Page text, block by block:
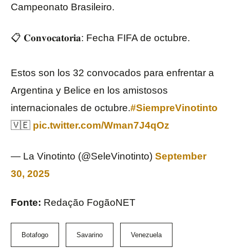
Campeonato Brasileiro.
📋 𝐂𝐨𝐧𝐯𝐨𝐜𝐚𝐭𝐨𝐫𝐢𝐚: Fecha FIFA de octubre.
Estos son los 32 convocados para enfrentar a
Argentina y Belice en los amistosos
internacionales de octubre.#SiempreVinotinto
🇻🇪 pic.twitter.com/Wman7J4qOz
— La Vinotinto (@SeleVinotinto) September
30, 2025
Fonte: Redação FogãoNET
Botafogo Savarino Venezuela